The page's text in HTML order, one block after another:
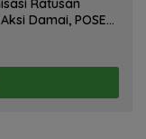
Ratusan
Damai, POSE